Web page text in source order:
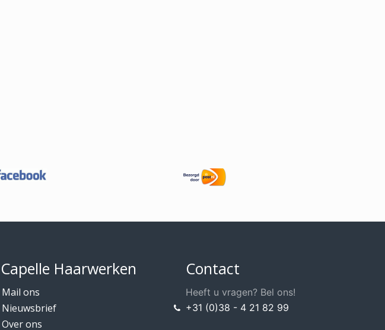
Capelle Haarwerken
Mail ons
Nieuwsbrief
Over ons
Contact
Heeft u vragen? Bel ons!
+31 (0)38 - 4 21 82 99